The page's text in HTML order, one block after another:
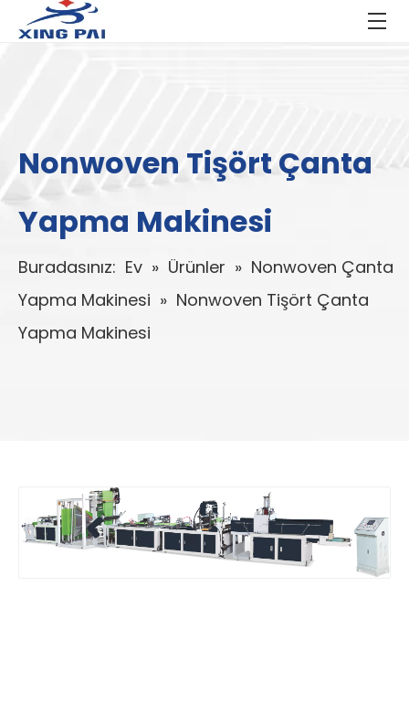
Nonwoven Tişört Çanta
Yapma Makinesi
Buradasınız: Ev » Ürünler » Nonwoven Çanta
Yapma Makinesi » Nonwoven Tişört Çanta
Yapma Makinesi